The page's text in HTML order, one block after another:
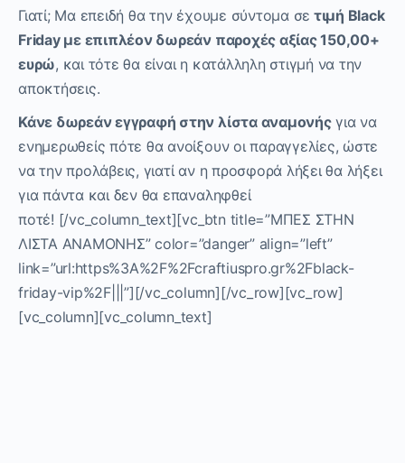
Γιατί; Μα επειδή θα την έχουμε σύντομα σε τιμή Black
Friday με επιπλέον δωρεάν παροχές αξίας 150,00+
ευρώ, και τότε θα είναι η κατάλληλη στιγμή να την
αποκτήσεις.
Κάνε δωρεάν εγγραφή στην λίστα αναμονήςγια να
ενημερωθείς πότε θα ανοίξουν οι παραγγελίες, ώστε
να την προλάβεις, γιατί αν η προσφορά λήξει θα λήξει
για πάντα και δεν θα επαναληφθεί
ποτέ! [/vc_column_text][vc_btn title=”ΜΠΕΣ ΣΤΗΝ
ΛΙΣΤΑ ΑΝΑΜΟΝΗΣ” color=”danger” align=”left”
link=”url:https%3A%2F%2Fcraftiuspro.gr%2Fblack-
friday-vip%2F|||”][/vc_column][/vc_row][vc_row]
[vc_column][vc_column_text]